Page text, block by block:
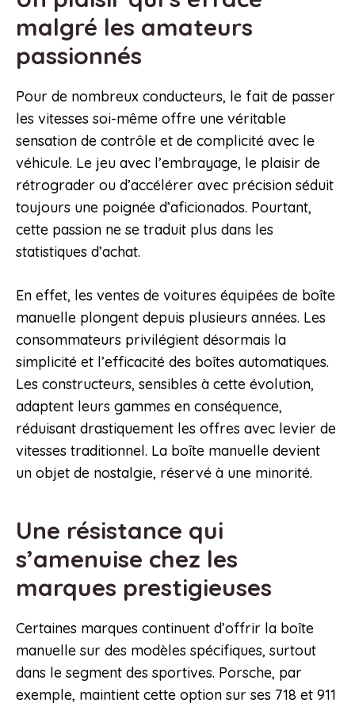
malgré les amateurs
passionnés
Pour de nombreux conducteurs, le fait de passer
les vitesses soi-même offre une véritable
sensation de contrôle et de complicité avec le
véhicule. Le jeu avec l’embrayage, le plaisir de
rétrograder ou d’accélérer avec précision séduit
toujours une poignée d’aficionados. Pourtant,
cette passion ne se traduit plus dans les
statistiques d’achat.
En effet, les ventes de voitures équipées de boîte
manuelle plongent depuis plusieurs années. Les
consommateurs privilégient désormais la
simplicité et l’efficacité des boîtes automatiques.
Les constructeurs, sensibles à cette évolution,
adaptent leurs gammes en conséquence,
réduisant drastiquement les offres avec levier de
vitesses traditionnel. La boîte manuelle devient
un objet de nostalgie, réservé à une minorité.
Une résistance qui
s’amenuise chez les
marques prestigieuses
Certaines marques continuent d’offrir la boîte
manuelle sur des modèles spécifiques, surtout
dans le segment des sportives. Porsche, par
exemple, maintient cette option sur ses 718 et 911